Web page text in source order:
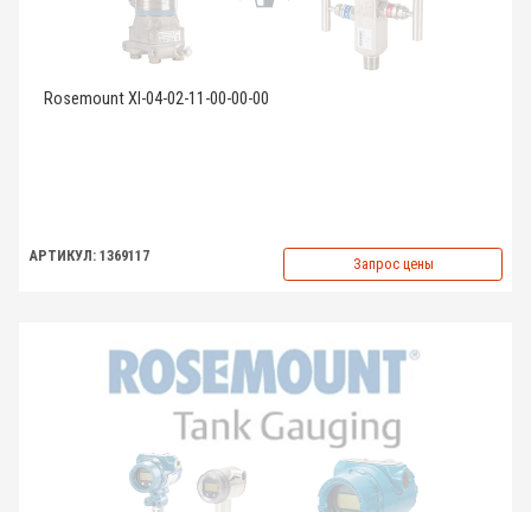
Rosemount XI-04-02-11-00-00-00
АРТИКУЛ: 1369117 Запрос цены